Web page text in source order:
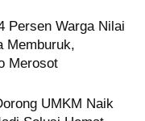
Persen Warga Nilai
Memburuk,
Merosot
UMKM Naik